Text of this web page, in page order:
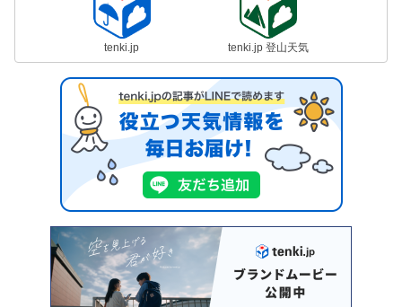
tenki.jp tenki.jp 登山天気